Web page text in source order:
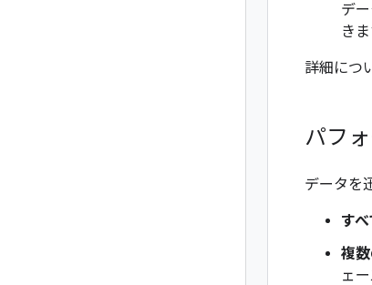
デ
きま
詳細につ
パフ
データを
す
複
ェ